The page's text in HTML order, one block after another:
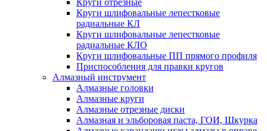
Круги отрезные
Круги шлифовальные лепестковые
радиальные КЛ
Круги шлифовальные лепестковые
радиальные КЛО
Круги шлифовальные ПП прямого профиля
Приспособления для правки кругов
Алмазный инструмент
Алмазные головки
Алмазные круги
Алмазные отрезные диски
Алмазная и эльборовая паста, ГОИ, Шкурка